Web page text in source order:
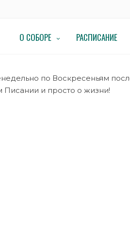
О СОБОРЕ РАСПИСАНИЕ
по Воскресеньям
и просто о жизни!